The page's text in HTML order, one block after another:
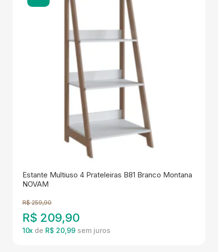
Estante Multiuso 4 Prateleiras B81 Branco Montana
NOVAM
R$ 259,90
R$ 209,90
10x de R$ 20,99